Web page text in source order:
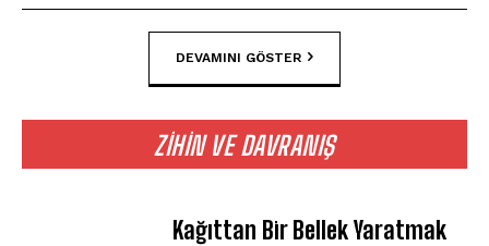
DEVAMINI GÖSTER
ZIHIN VE DAVRANIŞ
Kağıttan Bir Bellek Yaratmak